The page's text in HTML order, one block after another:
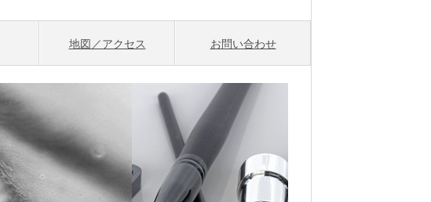
地図／アクセス お問い合わせ